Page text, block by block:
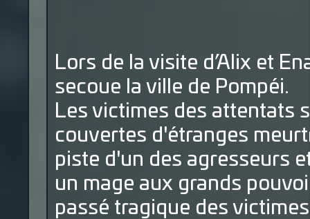
Lors de la visite d’Alix et
secoue la ville de Pompéi.
Les victimes des attentats
couvertes d'étranges
piste d'un des agresseurs
un mage aux grands
passé tragique des